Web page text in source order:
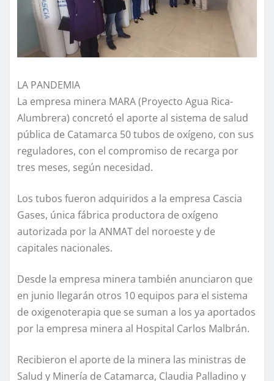
LA PANDEMIA
La empresa minera MARA (Proyecto Agua Rica-
Alumbrera) concretó el aporte al sistema de salud
pública de Catamarca 50 tubos de oxígeno, con sus
reguladores, con el compromiso de recarga por
tres meses, según necesidad.
Los tubos fueron adquiridos a la empresa Cascia
Gases, única fábrica productora de oxígeno
autorizada por la ANMAT del noroeste y de
capitales nacionales.
Desde la empresa minera también anunciaron que
en junio llegarán otros 10 equipos para el sistema
de oxigenoterapia que se suman a los ya aportados
por la empresa minera al Hospital Carlos Malbrán.
Recibieron el aporte de la minera las ministras de
Salud y Minería de Catamarca, Claudia Palladino y